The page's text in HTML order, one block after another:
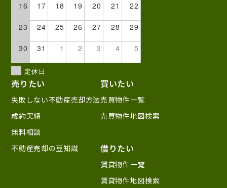
16 17 18 19 20 21 22
23 24 25 26 27 28 29
30 31 1 2 3 4 5
定休日
売りたい
失敗しない不動産売却方法
成約実績
無料相談
不動産売却の豆知識
買いたい
売買物件一覧
売買物件地図検索
借りたい
賃貸物件一覧
賃貸物件地図検索